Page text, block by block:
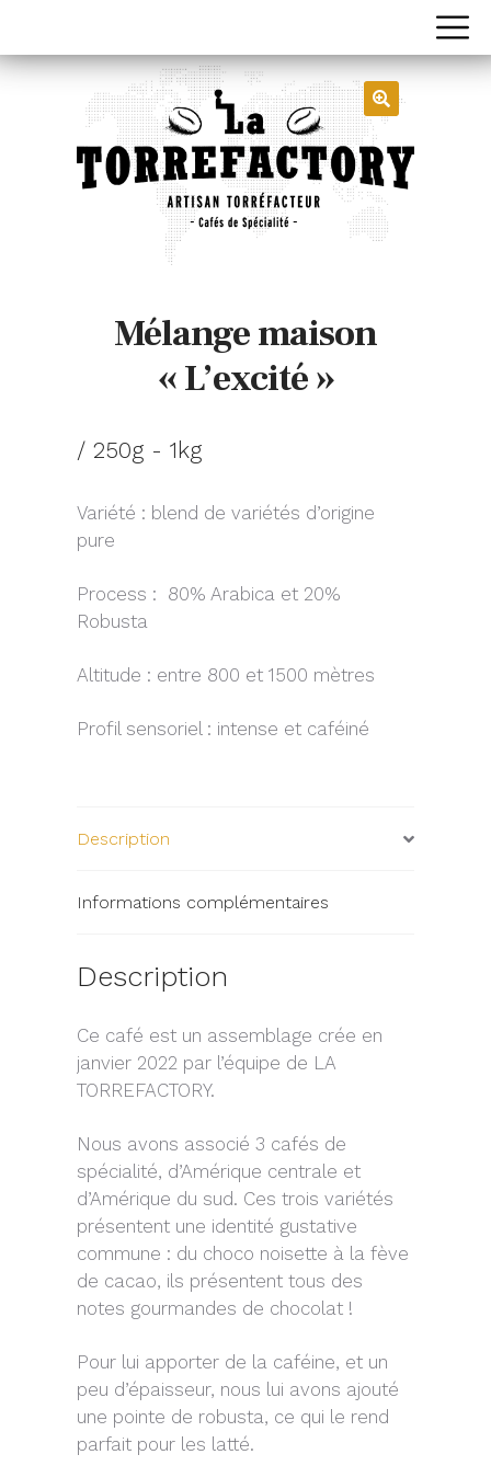
Mélange maison
« L’excité »
/ 250g - 1kg
Variété : blend de variétés d’origine
pure
Process : 80% Arabica et 20%
Robusta
Altitude : entre 800 et 1500 mètres
Profil sensoriel : intense et caféiné
Description
Informations complémentaires
Description
Ce café est un assemblage crée en
janvier 2022 par l’équipe de LA
TORREFACTORY.
Nous avons associé 3 cafés de
spécialité, d’Amérique centrale et
d’Amérique du sud. Ces trois variétés
présentent une identité gustative
commune : du choco noisette à la fève
de cacao, ils présentent tous des
notes gourmandes de chocolat !
Pour lui apporter de la caféine, et un
peu d’épaisseur, nous lui avons ajouté
une pointe de robusta, ce qui le rend
parfait pour les latté.